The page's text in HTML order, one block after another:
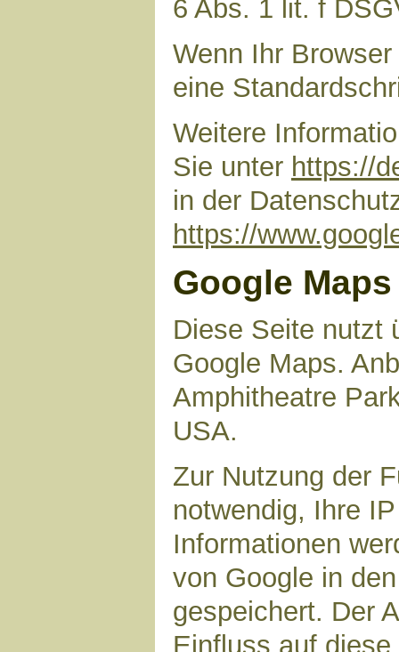
6 Abs. 1 lit. f
Wenn Ihr
eine
Weitere
Sie unter https://
in der
https://
Google Maps
Diese Seite nutzt
Google Maps.
Amphitheatre
USA.
Zur Nutzung der
notwendig, Ihre
Informationen
von Google in
gespeichert. Der
Einfluss auf